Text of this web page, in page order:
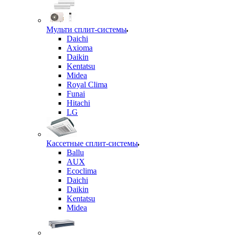
Мульти сплит-системы
Daichi
Axioma
Daikin
Kentatsu
Midea
Royal Clima
Funai
Hitachi
LG
Кассетные сплит-системы
Ballu
AUX
Ecoclima
Daichi
Daikin
Kentatsu
Midea